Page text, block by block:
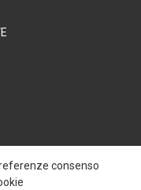
consenso